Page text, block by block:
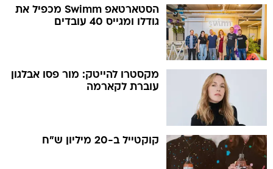
הסטארטאפ Swimm מכפיל את
גודלו ומגייס 40 עובדים
מקסטרו להייטק: מור פסו אבלגון
עוברת לקארמה
קוקטייל ב-20 מיליון ש"ח